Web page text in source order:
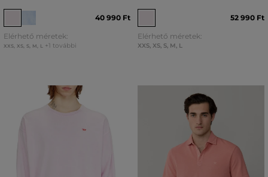
40 990 Ft
Elérhető méretek:
XXS, XS, S, M L +1 további
52 990 Ft
Elérhető méretek:
XXS, XS, S, M, L